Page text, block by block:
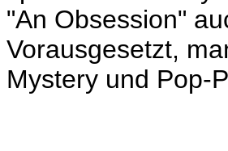
"An Obsession"
Vorausgesetzt,
Mystery und Pop-